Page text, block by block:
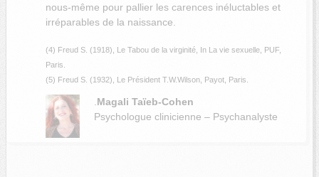
nous-même pour pallier les carences inéluctables et
irréparables de la naissance.
(4) Freud S. (1918), Le Tabou de la virginité, In La vie sexuelle, PUF,
Paris.
(5) Freud S. (1932), Le Président T.W.Wilson, Payot, Paris.
.Magali Taïeb-Cohen
Psychologue clinicienne – Psychanalyste